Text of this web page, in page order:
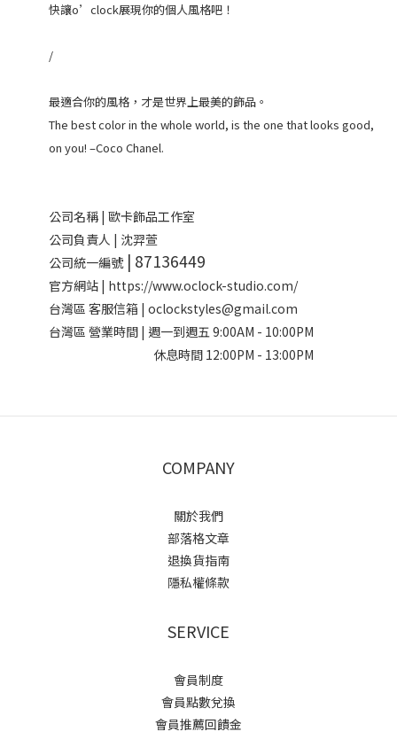
快讓o’clock展現你的個人風格吧！
/
最適合你的風格，才是世界上最美的飾品。
The best color in the whole world, is the one that looks good,
on you! –Coco Chanel.
公司名稱 | 歐卡飾品工作室
公司負責人 | 沈羿萱
公司統一編號| 87136449
官方網站 | https://www.oclock-studio.com/
台灣區 客服信箱 | oclockstyles@gmail.com
台灣區 營業時間 | 週一到週五 9:00AM - 10:00PM
休息時間 12:00PM - 13:00PM
COMPANY
關於我們
部落格文章
退換貨指南
隱私權條款
SERVICE
會員制度
會員點數兌換
會員推薦回饋金